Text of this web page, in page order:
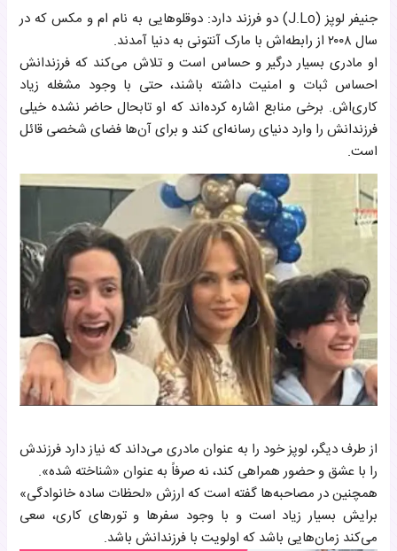
جنیفر لوپز (J.Lo) دو فرزند دارد: دوقلوهایی به نام ام و مکس که در
سال ۲۰۰۸ از رابطه‌اش با مارک آنتونی به دنیا آمدند.
او مادری بسیار درگیر و حساس است و تلاش می‌کند که فرزندانش
احساس ثبات و امنیت داشته باشند، حتی با وجود مشغله زیاد
کاری‌اش. برخی منابع اشاره کرده‌اند که او تابحال حاضر نشده خیلی
فرزندانش را وارد دنیای رسانه‌ای کند و برای آن‌ها فضای شخصی قائل
است.
از طرف دیگر، لوپز خود را به عنوان مادری می‌داند که نیاز دارد فرزندش
را با عشق و حضور همراهی کند، نه صرفاً به عنوان «شناخته شده».
همچنین در مصاحبه‌ها گفته است که ارزش «لحظات ساده خانوادگی»
برایش بسیار زیاد است و با وجود سفرها و تورهای کاری، سعی
می‌کند زمان‌هایی باشد که اولویت با فرزندانش باشد.